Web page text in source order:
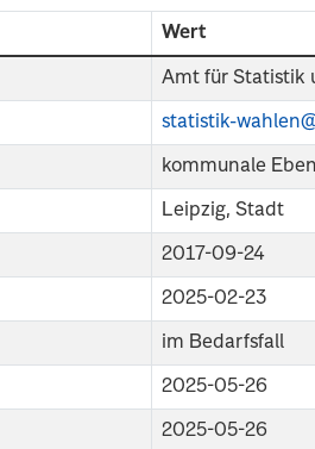
Wert
Amt für Statistik
statistik-
kommunale
Leipzig, Stadt
2017-09-24
2025-02-23
im Bedarfsfall
2025-05-26
2025-05-26